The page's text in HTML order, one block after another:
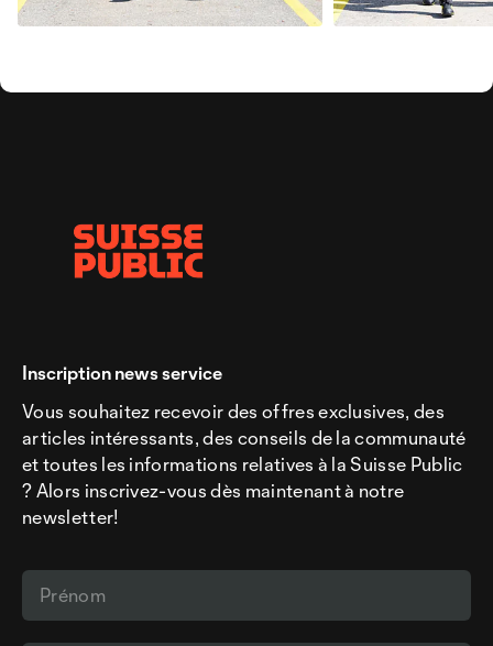
Inscription news service
Vous souhaitez recevoir des offres exclusives, des
articles intéressants, des conseils de la communauté
et toutes les informations relatives à la Suisse Public
? Alors inscrivez-vous dès maintenant à notre
newsletter!